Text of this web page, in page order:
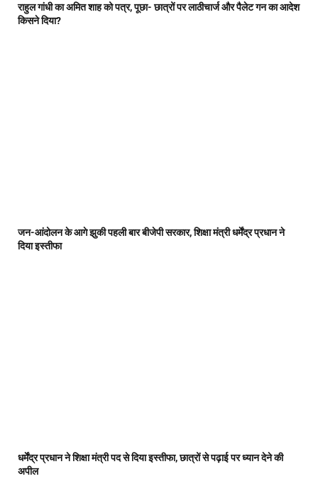
राहुल गांधी का अमित शाह को पत्र, पूछा- छात्रों पर लाठीचार्ज और पैलेट गन का आदेश
किसने दिया?
जन-आंदोलन के आगे झुकी पहली बार बीजेपी सरकार, शिक्षा मंत्री धर्मेंद्र प्रधान ने
दिया इस्तीफा
धर्मेंद्र प्रधान ने शिक्षा मंत्री पद से दिया इस्तीफा, छात्रों से पढ़ाई पर ध्यान देने की
अपील